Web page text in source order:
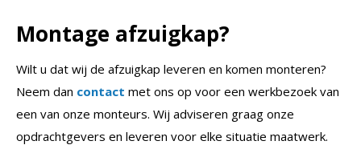
Montage afzuigkap?
Wilt u dat wij de afzuigkap leveren en komen monteren?
Neem dan contact met ons op voor een werkbezoek van
een van onze monteurs. Wij adviseren graag onze
opdrachtgevers en leveren voor elke situatie maatwerk.